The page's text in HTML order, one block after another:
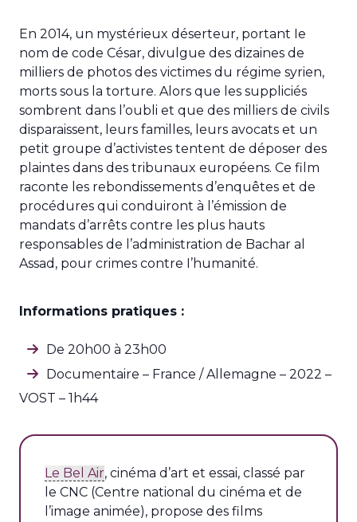
En 2014, un mystérieux déserteur, portant Ie
nom de code César, divulgue des dizaines de
milliers de photos des victimes du régime syrien,
morts sous la torture. Alors que les suppliciés
sombrent dans l’oubli et que des milliers de civils
disparaissent, leurs familles, leurs avocats et un
petit groupe d’activistes tentent de déposer des
plaintes dans des tribunaux européens. Ce film
raconte les rebondissements d’enquêtes et de
procédures qui conduiront à l’émission de
mandats d’arrêts contre les plus hauts
responsables de l’administration de Bachar al
Assad, pour crimes contre I’humanité.
Informations pratiques :
De 20h00 à 23h00
Documentaire – France / Allemagne – 2022 –
VOST – 1h44
Le Bel Air, cinéma d’art et essai, classé par
le CNC (Centre national du cinéma et de
l’image animée), propose des films